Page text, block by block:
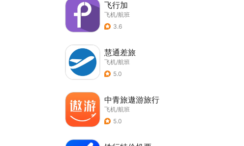
飞行加
飞机/航班
3.6
慧通差旅
飞机/航班
5.0
中青旅遨游旅行
飞机/航班
5.0